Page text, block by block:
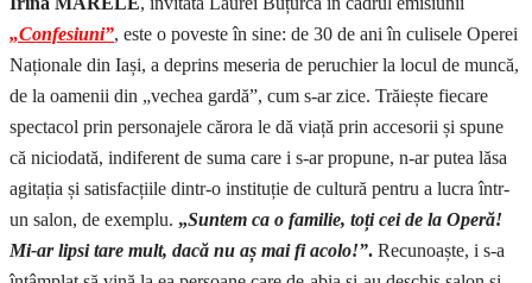
„Confesiuni”, este o poveste în sine: de 30 de ani în culisele Operei
Naționale din Iași, a deprins meseria de peruchier la locul de muncă,
de la oamenii din „vechea gardă”, cum s-ar zice. Trăiește fiecare
spectacol prin personajele cărora le dă viață prin accesorii și spune
că niciodată, indiferent de suma care i s-ar propune, n-ar putea lăsa
agitația și satisfacțiile dintr-o instituție de cultură pentru a lucra într-
un salon, de exemplu. „Suntem ca o familie, toți cei de la Operă!
Mi-ar lipsi tare mult, dacă nu aș mai fi acolo!”. Recunoaște, i s-a